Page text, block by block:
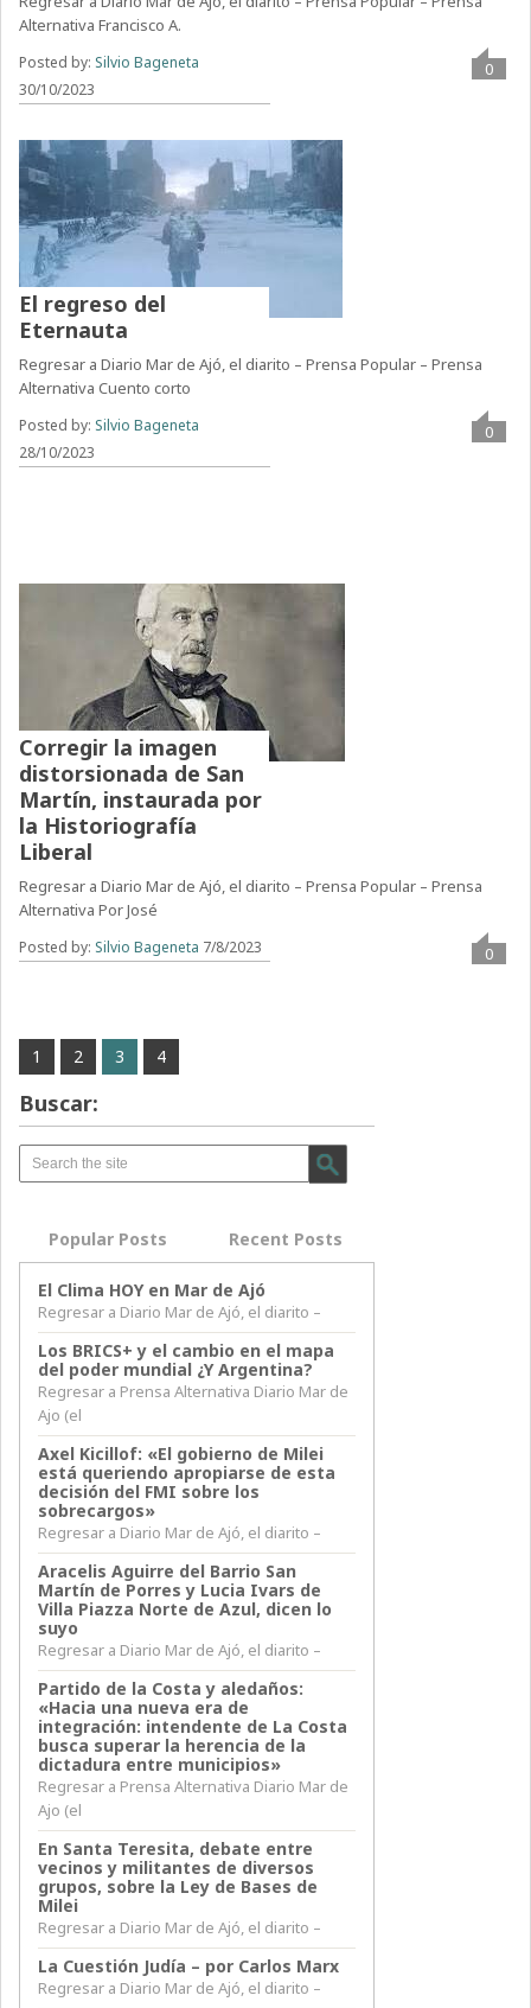
Alternativa Francisco A.
Posted by: Silvio Bageneta
30/10/2023
0
El regreso del
Eternauta
Regresar a Diario Mar de Ajó, el diarito – Prensa Popular – Prensa
Alternativa Cuento corto
Posted by: Silvio Bageneta
28/10/2023
0
Corregir la imagen
distorsionada de San
Martín, instaurada por
la Historiografía
Liberal
Regresar a Diario Mar de Ajó, el diarito – Prensa Popular – Prensa
Alternativa Por José
Posted by: Silvio Bageneta 7/8/2023 0
1 2 3 4
Buscar:
Popular Posts Recent Posts
El Clima HOY en Mar de Ajó
Regresar a Diario Mar de Ajó, el diarito –
Los BRICS+ y el cambio en el mapa
del poder mundial ¿Y Argentina?
Regresar a Prensa Alternativa Diario Mar de
Ajo (el
Axel Kicillof: «El gobierno de Milei
está queriendo apropiarse de esta
decisión del FMI sobre los
sobrecargos»
Regresar a Diario Mar de Ajó, el diarito –
Aracelis Aguirre del Barrio San
Martín de Porres y Lucia Ivars de
Villa Piazza Norte de Azul, dicen lo
suyo
Regresar a Diario Mar de Ajó, el diarito –
Partido de la Costa y aledaños:
«Hacia una nueva era de
integración: intendente de La Costa
busca superar la herencia de la
dictadura entre municipios»
Regresar a Prensa Alternativa Diario Mar de
Ajo (el
En Santa Teresita, debate entre
vecinos y militantes de diversos
grupos, sobre la Ley de Bases de
Milei
Regresar a Diario Mar de Ajó, el diarito –
La Cuestión Judía – por Carlos Marx
Regresar a Diario Mar de Ajó, el diarito –